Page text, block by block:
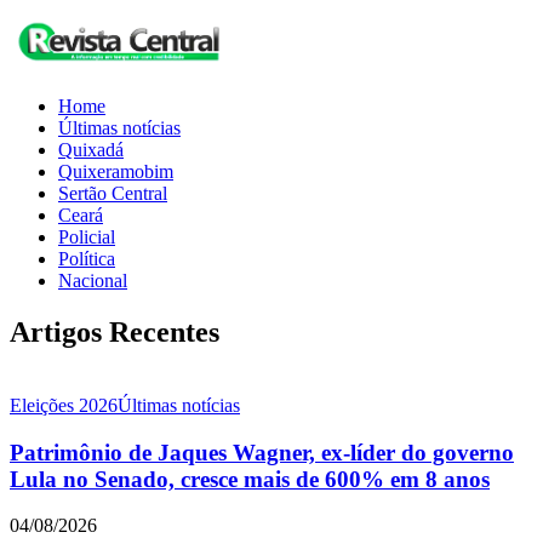
Home
Últimas notícias
Quixadá
Quixeramobim
Sertão Central
Ceará
Policial
Política
Nacional
Artigos Recentes
Eleições 2026Últimas notícias
Patrimônio de Jaques Wagner, ex-líder do governo
Lula no Senado, cresce mais de 600% em 8 anos
04/08/2026